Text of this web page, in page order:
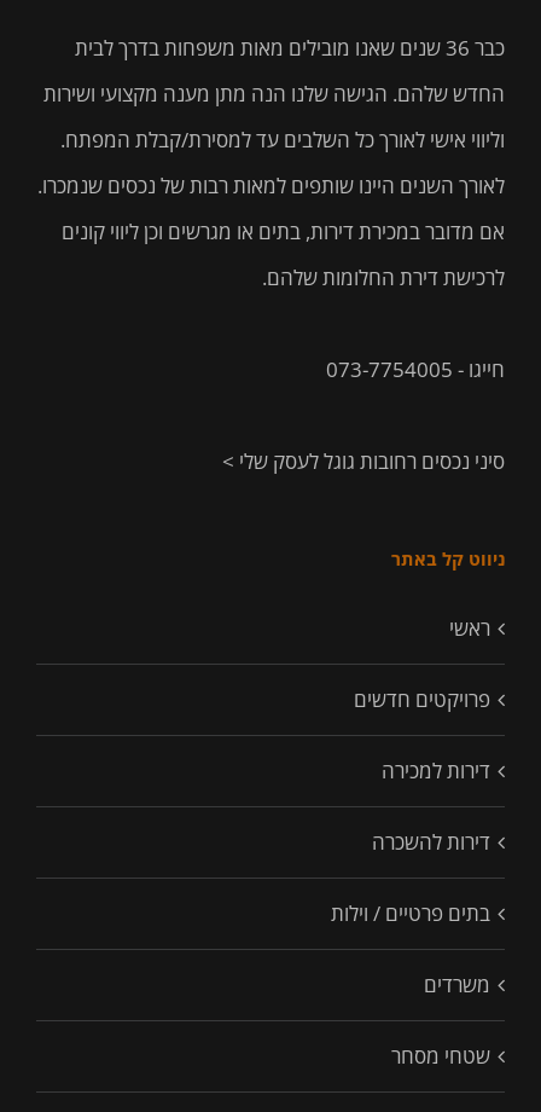
כבר 36 שנים שאנו מובילים מאות משפחות בדרך לבית
החדש שלהם. הגישה שלנו הנה מתן מענה מקצועי ושירות
וליווי אישי לאורך כל השלבים עד למסירת/קבלת המפתח.
לאורך השנים היינו שותפים למאות רבות של נכסים שנמכרו.
אם מדובר במכירת דירות, בתים או מגרשים וכן ליווי קונים
לרכישת דירת החלומות שלהם.
חייגו - 073-7754005
סיני נכסים רחובות גוגל לעסק שלי >
ניווט קל באתר
ראשי
פרויקטים חדשים
דירות למכירה
דירות להשכרה
בתים פרטיים / וילות
משרדים
שטחי מסחר